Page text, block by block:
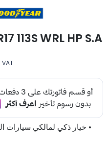
113S WRL HP S.A
• خيار ذكي لمالكي سيارات